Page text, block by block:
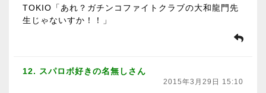
TOKIO「あれ？ガチンコファイトクラブの大和龍門先
生じゃないすか！！」
12. スパロボ好きの名無しさん
2015年3月29日 15:10